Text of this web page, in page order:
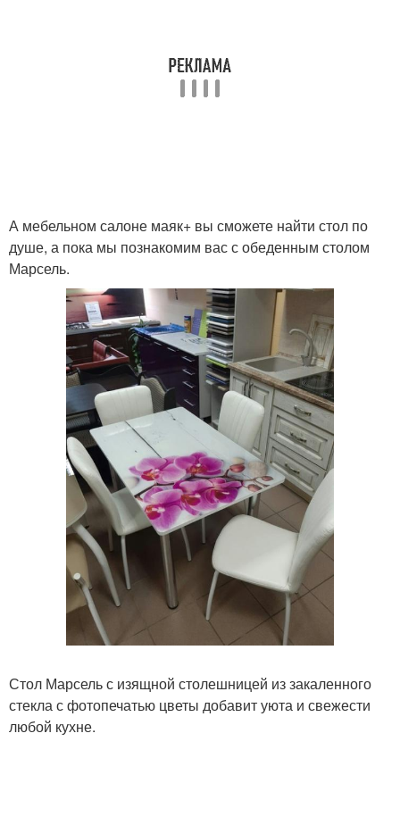
А мебельном салоне маяк+ вы сможете найти стол по
душе, а пока мы познакомим вас с обеденным столом
Марсель.
Стол Марсель с изящной столешницей из закаленного
стекла с фотопечатью цветы добавит уюта и свежести
любой кухне.